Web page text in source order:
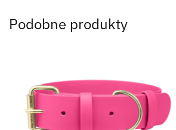
Podobne produkty